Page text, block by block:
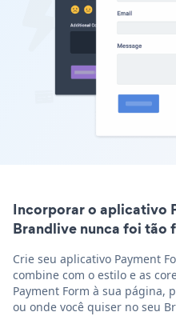
Incorporar o aplicativo
Brandlive nunca foi tão
Crie seu aplicativo Payment
combine com o estilo e as
Payment Form à sua página,
ou onde você quiser no seu